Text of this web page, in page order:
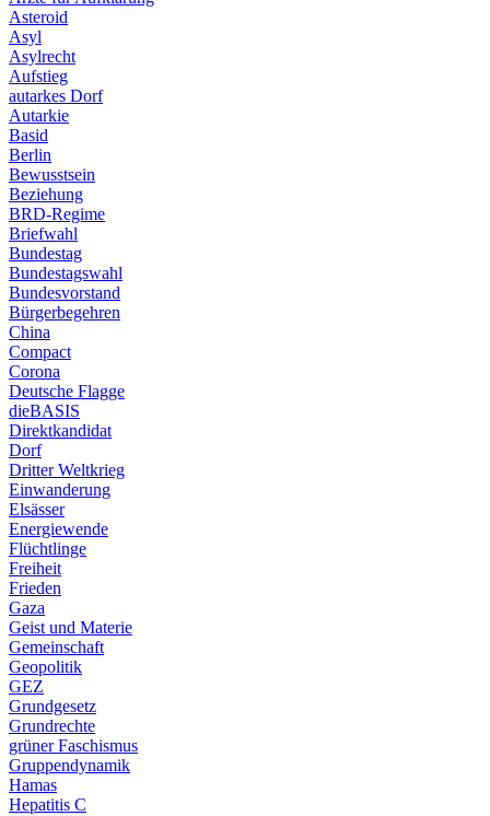
Asteroid
Asyl
Asylrecht
Aufstieg
autarkes Dorf
Autarkie
Basid
Berlin
Bewusstsein
Beziehung
BRD-Regime
Briefwahl
Bundestag
Bundestagswahl
Bundesvorstand
Bürgerbegehren
China
Compact
Corona
Deutsche Flagge
dieBASIS
Direktkandidat
Dorf
Dritter Weltkrieg
Einwanderung
Elsässer
Energiewende
Flüchtlinge
Freiheit
Frieden
Gaza
Geist und Materie
Gemeinschaft
Geopolitik
GEZ
Grundgesetz
Grundrechte
grüner Faschismus
Gruppendynamik
Hamas
Hepatitis C